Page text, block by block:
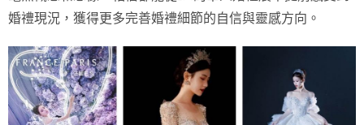
婚禮現況，獲得更多完善婚禮細節的自信與靈感方向。